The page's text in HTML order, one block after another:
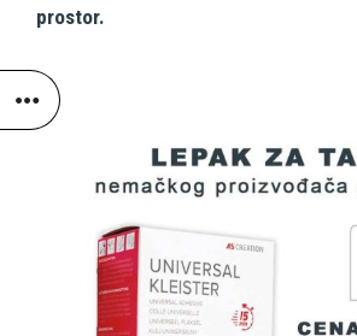
prostor.